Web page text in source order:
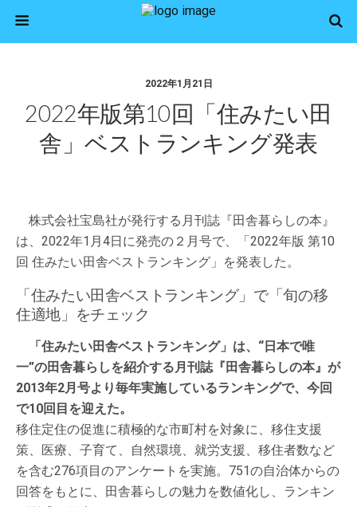
2022年1月21日
2022年版第10回「住みたい田
舎」ベストランキング発表
株式会社宝島社が発行する月刊誌『田舎暮らしの本』
は、2022年1月4日に発売の２月号で、「2022年版 第10
回 住みたい田舎ベストランキング」を発表した。
「住みたい田舎ベストランキング」で「旬の移
住適地」をチェック
「住みたい田舎ベストランキング」は、“日本で唯
一”の田舎暮らしを紹介する月刊誌『田舎暮らしの本』が
2013年2月号より毎年実施しているランキングで、今回
で10回目を迎えた。
移住定住の促進に積極的な市町村を対象に、移住支援
策、医療、子育て、自然環境、就労支援、移住者数など
を含む276項目のアンケートを実施。751の自治体からの
回答をもとに、田舎暮らしの魅力を数値化し、ランキン